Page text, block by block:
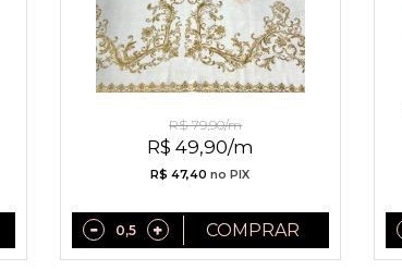
Dourados
R$ 49,90/m
R$ 79,90/m
R$ 47,40 no PIX
COMPRAR